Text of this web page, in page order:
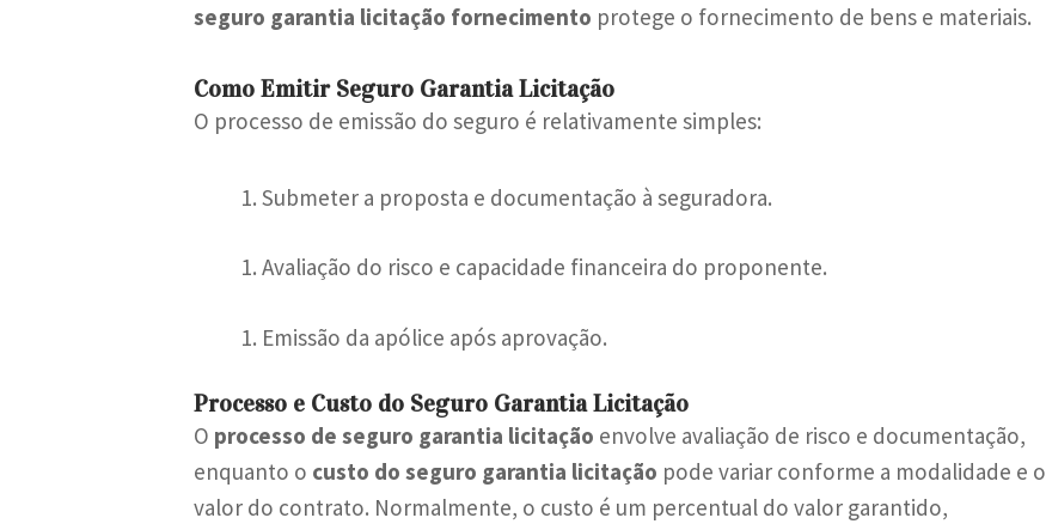
seguro garantia licitação fornecimento protege o fornecimento de bens e materiais.
Como Emitir Seguro Garantia Licitação
O processo de emissão do seguro é relativamente simples:
Submeter a proposta e documentação à seguradora.
Avaliação do risco e capacidade financeira do proponente.
Emissão da apólice após aprovação.
Processo e Custo do Seguro Garantia Licitação
O processo de seguro garantia licitação envolve avaliação de risco e documentação,
enquanto o custo do seguro garantia licitação pode variar conforme a modalidade e o
valor do contrato. Normalmente, o custo é um percentual do valor garantido,